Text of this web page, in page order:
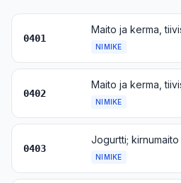
0401
NIMIKE
0402
NIMIKE
0403
NIMIKE